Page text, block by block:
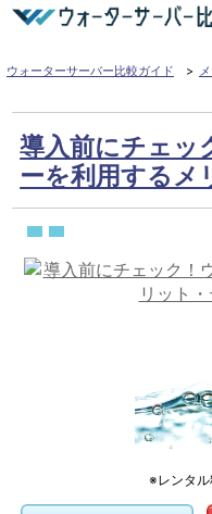
ウォーターサーバー比較ガイド
導入前にチェッ
ーを利用するメ
※レンタル